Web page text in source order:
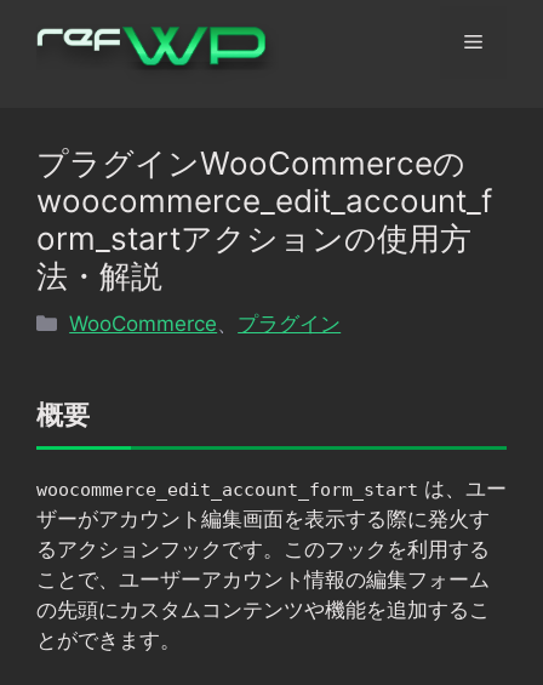
メ
ュ
プラグインWooCommerceの
woocommerce_edit_account_f
orm_startアクションの使用方
法・解説
カ
リ
WooCommerce プラグイン
概要
woocommerce_edit_account_form_start は、ユー
ザーがアカウント編集画面を表示する際に発火す
るアクションフックです。このフックを利用する
ことで、ユーザーアカウント情報の編集フォーム
の先頭にカスタムコンテンツや機能を追加するこ
とができます。